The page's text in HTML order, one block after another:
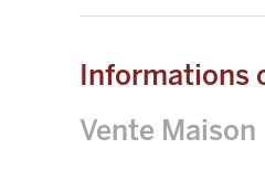
Informations
Vente Maison